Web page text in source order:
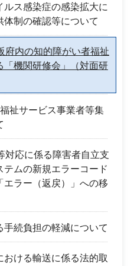
ス感染症の感染拡大に
制の確認等について
内の知的障がい者福祉
「機関研修会」（対面研
祉サービス事業者等集
対応に係る障害者自立支
ムの新規エラーコード
エラー（返戻）」への移
手続負担の軽減について
おける輸送に係る法的取